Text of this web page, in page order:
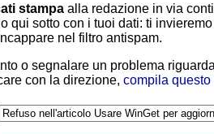
stampaalla redazione in via
qui sotto con i tuoi dati: ti
nel filtro antispam.
o segnalare un problema
con la direzione, compila questo